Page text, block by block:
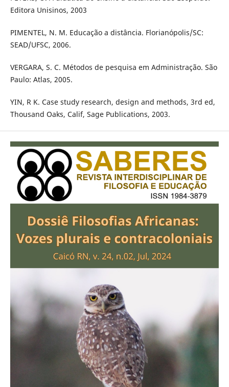
Editora Unisinos, 2003
PIMENTEL, N. M. Educação a distância. Florianópolis/SC:
SEAD/UFSC, 2006.
VERGARA, S. C. Métodos de pesquisa em Administração. São
Paulo: Atlas, 2005.
YIN, R K. Case study research, design and methods, 3rd ed,
Thousand Oaks, Calif, Sage Publications, 2003.